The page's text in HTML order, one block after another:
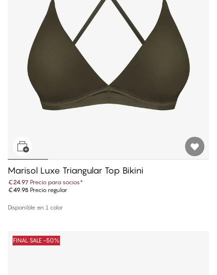
Marisol Luxe Triangular Top Bikini
€24.97 Precio para socios*
€49.95 Precio regular
Disponible en 1 color
FINAL SALE -50%